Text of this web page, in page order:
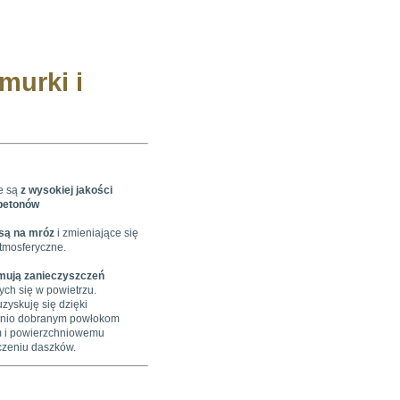
i
są z wysokiej jakości
na mrózi zmieniające się
zanieczyszczeń
się w powietrzu.
się dzięki
dobranym powłokom
i powierzchniowemu
daszków.